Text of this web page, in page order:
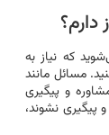
که نیاز به
مسائل مانند
و پیگیری
پیگیری نشوند،